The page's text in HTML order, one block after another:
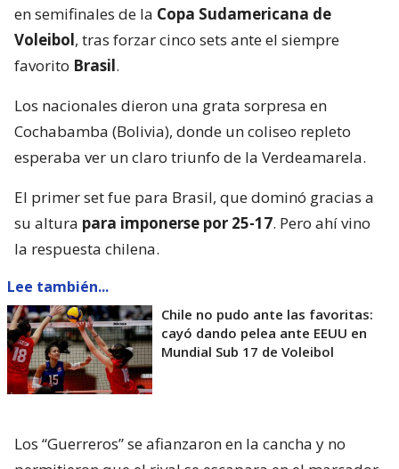
en semifinales de la Copa Sudamericana de
Voleibol, tras forzar cinco sets ante el siempre
favorito Brasil.
Los nacionales dieron una grata sorpresa en
Cochabamba (Bolivia), donde un coliseo repleto
esperaba ver un claro triunfo de la Verdeamarela.
El primer set fue para Brasil, que dominó gracias a
su altura para imponerse por 25-17. Pero ahí vino
la respuesta chilena.
Lee también...
Chile no pudo ante las favoritas:
cayó dando pelea ante EEUU en
Mundial Sub 17 de Voleibol
Los “Guerreros” se afianzaron en la cancha y no